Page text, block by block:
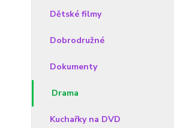
Dětské filmy
Dobrodružné
Dokumenty
Drama
Kuchařky na DVD